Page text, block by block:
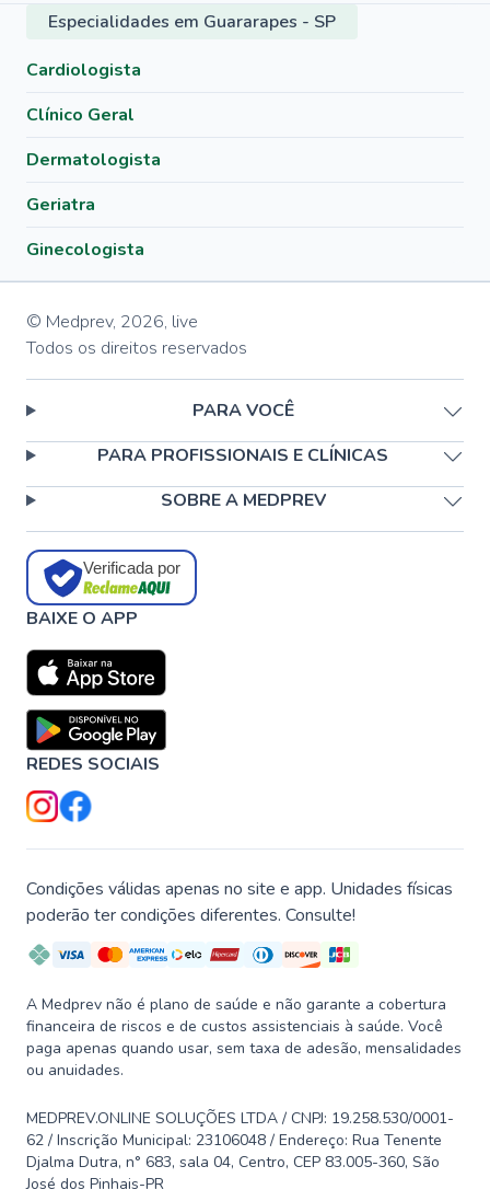
Especialidades em Guararapes - SP
Cardiologista
Clínico Geral
Dermatologista
Geriatra
Ginecologista
© Medprev, 2026, live
Todos os direitos reservados
PARA VOCÊ
PARA PROFISSIONAIS E CLÍNICAS
SOBRE A MEDPREV
Verificada por
BAIXE O APP
REDES SOCIAIS
Condições válidas apenas no site e app. Unidades físicas
poderão ter condições diferentes. Consulte!
A Medprev não é plano de saúde e não garante a cobertura
financeira de riscos e de custos assistenciais à saúde. Você
paga apenas quando usar, sem taxa de adesão, mensalidades
ou anuidades.
MEDPREV.ONLINE SOLUÇÕES LTDA / CNPJ: 19.258.530/0001-
62 / Inscrição Municipal: 23106048 / Endereço: Rua Tenente
Djalma Dutra, n° 683, sala 04, Centro, CEP 83.005-360, São
José dos Pinhais-PR